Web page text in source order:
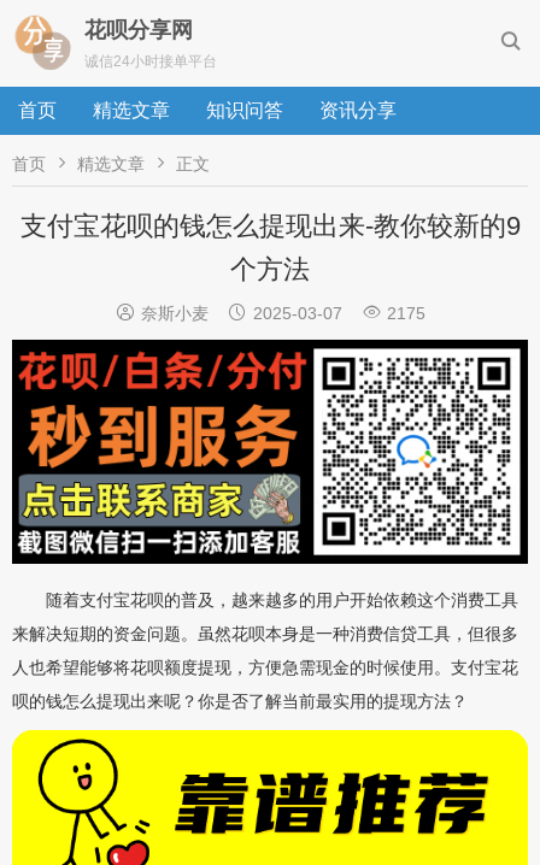

花呗分享网
诚信24小时接单平台
首页 精选文章 知识问答 资讯分享
首页  精选文章  正文
支付宝花呗的钱怎么提现出来-教你较新的9
个方法
 奈斯小麦  2025-03-07  2175
随着支付宝花呗的普及，越来越多的用户开始依赖这个消费工具
来解决短期的资金问题。虽然花呗本身是一种消费信贷工具，但很多
人也希望能够将花呗额度提现，方便急需现金的时候使用。支付宝花
呗的钱怎么提现出来呢？你是否了解当前最实用的提现方法？